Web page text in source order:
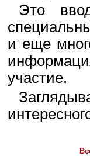
Это
и еще
участие.